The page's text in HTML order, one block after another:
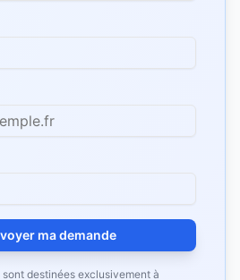
ma demande
destinées exclusivement à